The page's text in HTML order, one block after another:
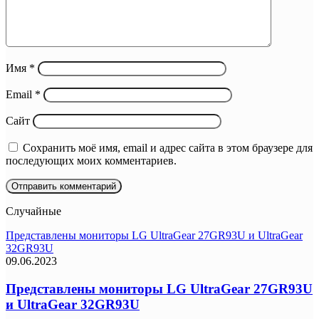
Имя *
Email *
Сайт
Сохранить моё имя, email и адрес сайта в этом браузере для
последующих моих комментариев.
Случайные
Представлены мониторы LG UltraGear 27GR93U и UltraGear
32GR93U
09.06.2023
Представлены мониторы LG UltraGear 27GR93U
и UltraGear 32GR93U